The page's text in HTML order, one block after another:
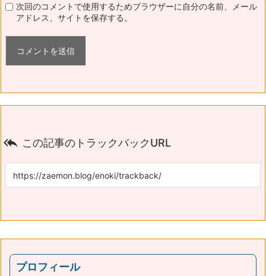
次回のコメントで使用するためブラウザーに自分の名前、メール
アドレス、サイトを保存する。
 この記事のトラックバックURL
プロフィール